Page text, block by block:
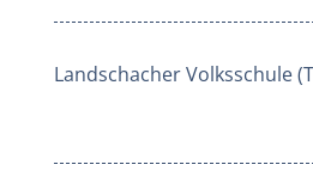
Landschacher Volksschule